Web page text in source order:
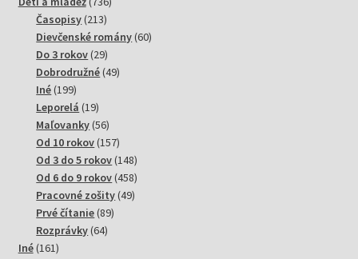
Časopisy 213213
produktov
Dievčenské romány 6060
Do 3 rokov 2929
produktov
Dobrodružné 4949
Iné 199199
produktov
Leporelá 1919
produktov
Maľovanky 5656
produktov
Od 10 rokov 157157
produktov
Od 3 do 5 rokov 148148
produktov
Od 6 do 9 rokov 458458
produktov
Pracovné zošity 4949
Prvé čítanie 8989
Rozprávky 6464
Iné 161161